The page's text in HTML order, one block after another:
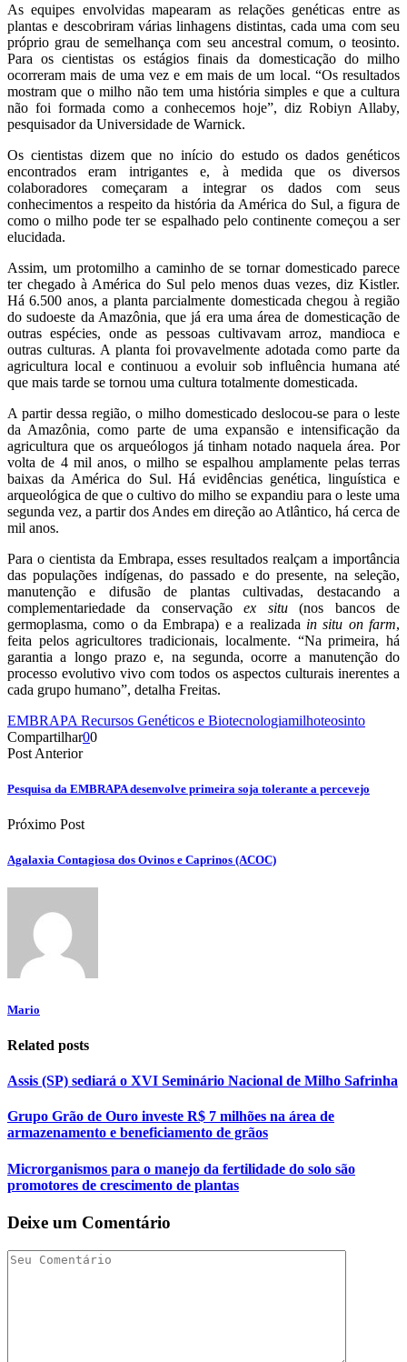
As equipes envolvidas mapearam as relações genéticas entre as
plantas e descobriram várias linhagens distintas, cada uma com seu
próprio grau de semelhança com seu ancestral comum, o teosinto.
Para os cientistas os estágios finais da domesticação do milho
ocorreram mais de uma vez e em mais de um local. “Os resultados
mostram que o milho não tem uma história simples e que a cultura
não foi formada como a conhecemos hoje”, diz Robiyn Allaby,
pesquisador da Universidade de Warnick.
Os cientistas dizem que no início do estudo os dados genéticos
encontrados eram intrigantes e, à medida que os diversos
colaboradores começaram a integrar os dados com seus
conhecimentos a respeito da história da América do Sul, a figura de
como o milho pode ter se espalhado pelo continente começou a ser
elucidada.
Assim, um protomilho a caminho de se tornar domesticado parece
ter chegado à América do Sul pelo menos duas vezes, diz Kistler.
Há 6.500 anos, a planta parcialmente domesticada chegou à região
do sudoeste da Amazônia, que já era uma área de domesticação de
outras espécies, onde as pessoas cultivavam arroz, mandioca e
outras culturas. A planta foi provavelmente adotada como parte da
agricultura local e continuou a evoluir sob influência humana até
que mais tarde se tornou uma cultura totalmente domesticada.
A partir dessa região, o milho domesticado deslocou-se para o leste
da Amazônia, como parte de uma expansão e intensificação da
agricultura que os arqueólogos já tinham notado naquela área. Por
volta de 4 mil anos, o milho se espalhou amplamente pelas terras
baixas da América do Sul. Há evidências genética, linguística e
arqueológica de que o cultivo do milho se expandiu para o leste uma
segunda vez, a partir dos Andes em direção ao Atlântico, há cerca de
mil anos.
Para o cientista da Embrapa, esses resultados realçam a importância
das populações indígenas, do passado e do presente, na seleção,
manutenção e difusão de plantas cultivadas, destacando a
complementariedade da conservaçãoex situ(nos bancos de
germoplasma, como o da Embrapa) e a realizada in situ on farm,
feita pelos agricultores tradicionais, localmente. “Na primeira, há
garantia a longo prazo e, na segunda, ocorre a manutenção do
processo evolutivo vivo com todos os aspectos culturais inerentes a
cada grupo humano”, detalha Freitas.
EMBRAPA Recursos Genéticos e Biotecnologiamilhoteosinto
Compartilhar00
Post Anterior
Pesquisa da EMBRAPA desenvolve primeira soja tolerante a percevejo
Próximo Post
Agalaxia Contagiosa dos Ovinos e Caprinos (ACOC)
Mario
Related posts
Assis (SP) sediará o XVI Seminário Nacional de Milho Safrinha
Grupo Grão de Ouro investe R$ 7 milhões na área de
armazenamento e beneficiamento de grãos
Microrganismos para o manejo da fertilidade do solo são
promotores de crescimento de plantas
Deixe um Comentário